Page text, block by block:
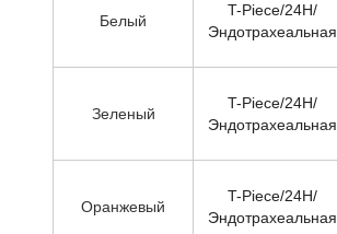
Белый
T-Piece/24H/
Эндотрахеальная
Зеленый
T-Piece/24H/
Эндотрахеальная
Оранжевый
T-Piece/24H/
Эндотрахеальная